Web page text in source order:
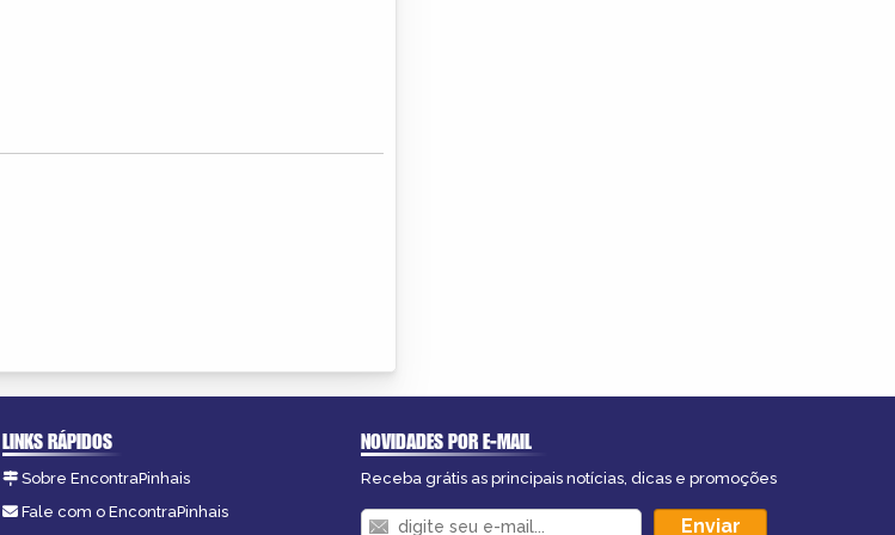
LINKS RÁPIDOS
Sobre EncontraPinhais
Fale com o EncontraPinhais
NOVIDADES POR E-MAIL
Receba grátis as principais notícias, dicas e promoções